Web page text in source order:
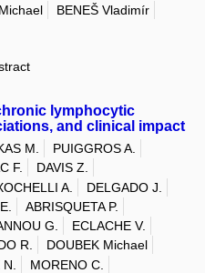
BENEŠ Vladimír
lymphocytic
and clinical impact
M.
PUIGGROS A.
F.
DAVIS Z.
A.
DELGADO J.
ABRISQUETA P.
G.
ECLACHE V.
R.
DOUBEK Michael
MORENO C.